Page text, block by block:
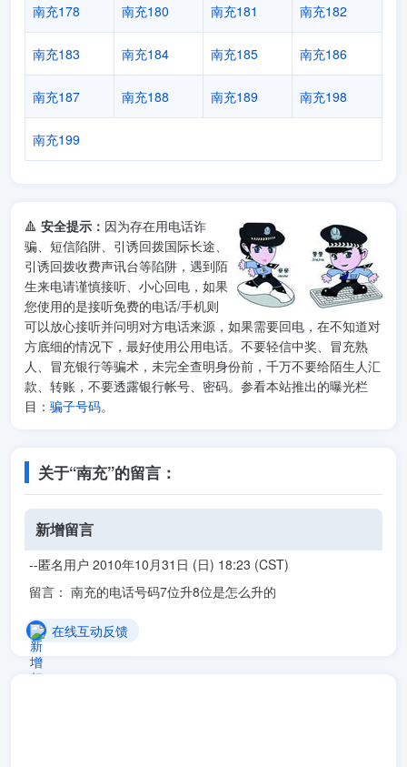
南充178 南充180 南充181 南充182
南充183 南充184 南充185 南充186
南充187 南充188 南充189 南充198
南充199
🔺 安全提示： 因为存在用电话诈
骗、短信陷阱、引诱回拨国际长途、
引诱回拨收费声讯台等陷阱，遇到陌
生来电请谨慎接听、小心回电，如果
您使用的是接听免费的电话/手机则
可以放心接听并问明对方电话来源，如果需要回电，在不知道对
方底细的情况下，最好使用公用电话。不要轻信中奖、冒充熟
人、冒充银行等骗术，未完全查明身份前，千万不要给陌生人汇
款、转账，不要透露银行帐号、密码。参看本站推出的曝光栏
目： 骗子号码。
关于“南充”的留言：
新增留言
--匿名用户 2010年10月31日 (日) 18:23 (CST)
留言： 南充的电话号码7位升8位是怎么升的
在线互动反馈